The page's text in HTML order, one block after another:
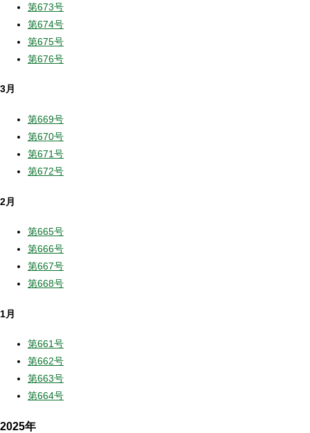
第673号
第674号
第675号
第676号
3月
第669号
第670号
第671号
第672号
2月
第665号
第666号
第667号
第668号
1月
第661号
第662号
第663号
第664号
2025年